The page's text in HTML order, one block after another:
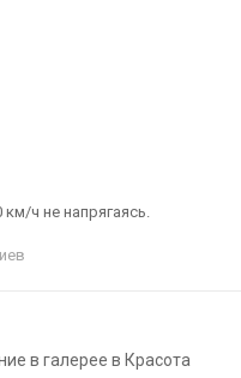
ч не напрягаясь.
в галерее в Красота